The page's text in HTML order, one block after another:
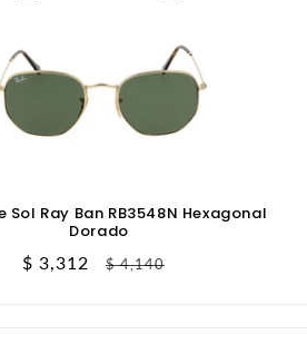
Sol Ray Ban RB3548N Hexagonal
Dorado
Precio
$ 3,312
Precio
$ 4,140